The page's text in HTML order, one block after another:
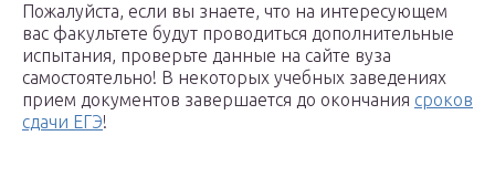
Пожалуйста, если вы знаете, что на интересующем
вас факультете будут проводиться дополнительные
испытания, проверьте данные на сайте вуза
самостоятельно! В некоторых учебных заведениях
прием документов завершается до окончания сроков
сдачи ЕГЭ!